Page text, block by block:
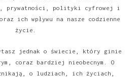
prywatności, polityki cyfrowej i
ich wpływu na nasze codzienne
życie.
jednak o świecie, który ginie
coraz bardziej nieobecnym. O
o ludziach, ich życiach,